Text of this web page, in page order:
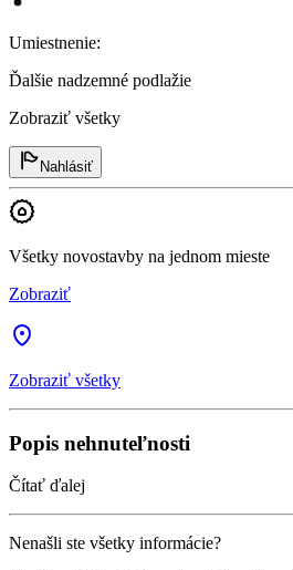
Umiestnenie:
Ďalšie nadzemné podlažie
Zobraziť všetky
Nahlásiť
Všetky novostavby na jednom mieste
Zobraziť
Zobraziť všetky
Popis nehnuteľnosti
Čítať ďalej
Nenašli ste všetky informácie?